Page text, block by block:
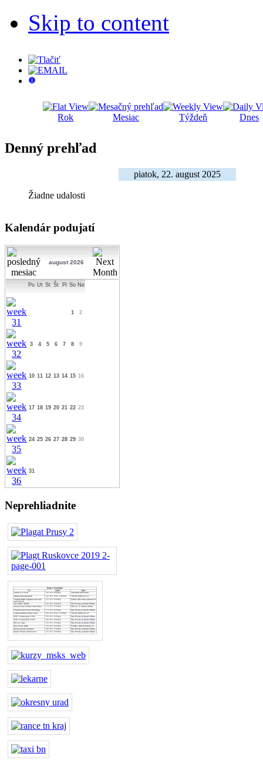
Skip to content
Rok Mesiac Týždeň Dnes
Denný prehľad
piatok, 22. august 2025
Žiadne udalosti
Kalendár podujatí
august 2026
Po Ut St Št Pi So Ne
1 2
3 4 5 6 7 8 9
10 11 12 13 14 15 16
17 18 19 20 21 22 23
24 25 26 27 28 29 30
31
Neprehliadnite